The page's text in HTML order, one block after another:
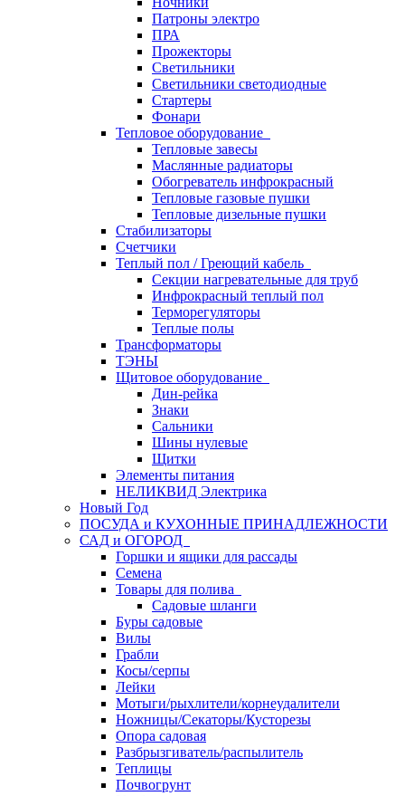
Патроны электро
ПРА
Прожекторы
Светильники
Светильники светодиодные
Стартеры
Фонари
Тепловое оборудование
Тепловые завесы
Маслянные радиаторы
Обогреватель инфрокрасный
Тепловые газовые пушки
Тепловые дизельные пушки
Стабилизаторы
Счетчики
Теплый пол / Греющий кабель
Секции нагревательные для труб
Инфрокрасный теплый пол
Терморегуляторы
Теплые полы
Трансформаторы
ТЭНЫ
Щитовое оборудование
Дин-рейка
Знаки
Сальники
Шины нулевые
Щитки
Элементы питания
НЕЛИКВИД Электрика
Новый Год
ПОСУДА и КУХОННЫЕ ПРИНАДЛЕЖНОСТИ
САД и ОГОРОД
Горшки и ящики для рассады
Семена
Товары для полива
Садовые шланги
Буры садовые
Вилы
Грабли
Косы/серпы
Лейки
Мотыги/рыхлители/корнеудалители
Ножницы/Секаторы/Кусторезы
Опора садовая
Разбрызгиватель/распылитель
Теплицы
Почвогрунт